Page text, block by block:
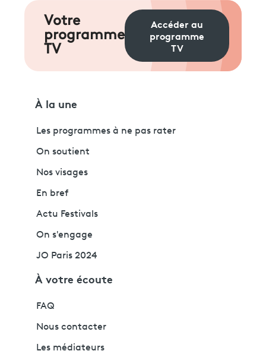
Votre
programme
TV
Accéder au
programme
TV
À la une
Les programmes à ne pas rater
On soutient
Nos visages
En bref
Actu Festivals
On s'engage
JO Paris 2024
À votre écoute
FAQ
Nous contacter
Les médiateurs